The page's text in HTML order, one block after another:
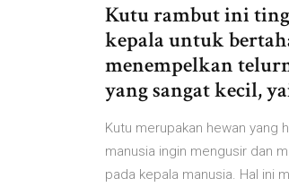
Kutu rambut ini
kepala untuk
menempelkan
yang sangat kecil,
Kutu merupakan hewan yang
manusia ingin mengusir dan
pada kepala manusia. Hal ini